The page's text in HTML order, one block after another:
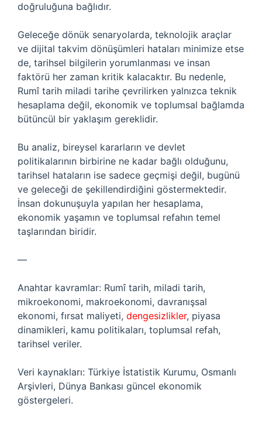
doğruluğuna bağlıdır.
Geleceğe dönük senaryolarda, teknolojik araçlar
ve dijital takvim dönüşümleri hataları minimize etse
de, tarihsel bilgilerin yorumlanması ve insan
faktörü her zaman kritik kalacaktır. Bu nedenle,
Rumî tarih miladi tarihe çevrilirken yalnızca teknik
hesaplama değil, ekonomik ve toplumsal bağlamda
bütüncül bir yaklaşım gereklidir.
Bu analiz, bireysel kararların ve devlet
politikalarının birbirine ne kadar bağlı olduğunu,
tarihsel hataların ise sadece geçmişi değil, bugünü
ve geleceği de şekillendirdiğini göstermektedir.
İnsan dokunuşuyla yapılan her hesaplama,
ekonomik yaşamın ve toplumsal refahın temel
taşlarından biridir.
—
Anahtar kavramlar: Rumî tarih, miladi tarih,
mikroekonomi, makroekonomi, davranışsal
ekonomi, fırsat maliyeti, dengesizlikler, piyasa
dinamikleri, kamu politikaları, toplumsal refah,
tarihsel veriler.
Veri kaynakları: Türkiye İstatistik Kurumu, Osmanlı
Arşivleri, Dünya Bankası güncel ekonomik
göstergeleri.